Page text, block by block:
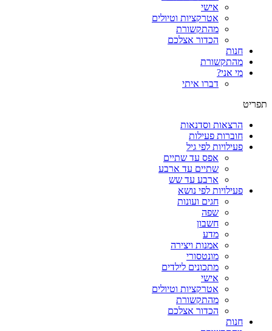
אישי
אטרקציות וטיולים
מהתקשורת
הכדור אצלכם
חנות
מהתקשורת
מי אני?
דברו איתי
תפריט
הרצאות וסדנאות
חוברות פעילות
פעילויות לפי גיל
אפס עד שתיים
שתיים עד ארבע
ארבע עד שש
פעילויות לפי נושא
חגים ועונות
שפה
חשבון
מדע
אמנות ויצירה
מונטסורי
מתכונים לילדים
אישי
אטרקציות וטיולים
מהתקשורת
הכדור אצלכם
חנות